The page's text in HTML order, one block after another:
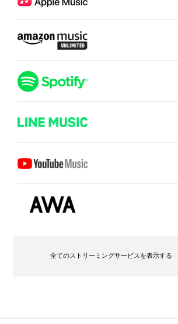
全てのストリーミングサービスを表示する